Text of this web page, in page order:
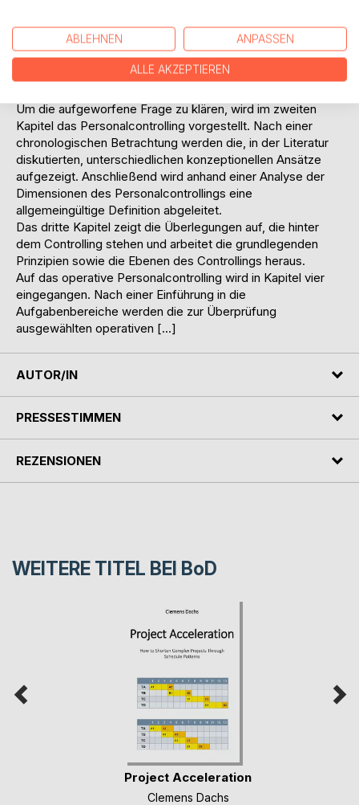
Grundlage für das Personalcontrolling ist, müsste das
Instrumentarium des Personalcontrollings den
Grundprinzipien des allgemeinen Controllings entsprechen.
Um die aufgeworfene Frage zu klären, wird im zweiten
Kapitel das Personalcontrolling vorgestellt. Nach einer
chronologischen Betrachtung werden die, in der Literatur
diskutierten, unterschiedlichen konzeptionellen Ansätze
aufgezeigt. Anschließend wird anhand einer Analyse der
Dimensionen des Personalcontrollings eine
allgemeingültige Definition abgeleitet.
Das dritte Kapitel zeigt die Überlegungen auf, die hinter
dem Controlling stehen und arbeitet die grundlegenden
Prinzipien sowie die Ebenen des Controllings heraus.
Auf das operative Personalcontrolling wird in Kapitel vier
eingegangen. Nach einer Einführung in die
Aufgabenbereiche werden die zur Überprüfung
ausgewählten operativen […]
AUTOR/IN
PRESSESTIMMEN
REZENSIONEN
WEITERE TITEL BEI BoD
Project Acceleration
Clemens Dachs
ABLEHNEN ANPASSEN
ALLE AKZEPTIEREN